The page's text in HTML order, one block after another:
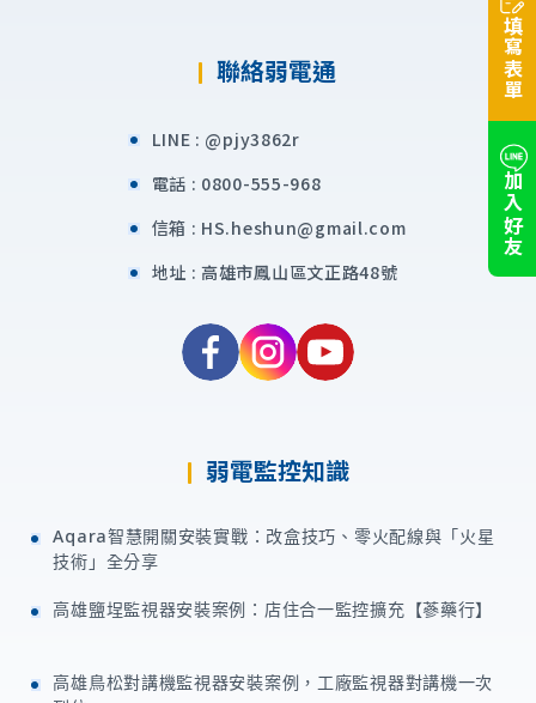
填寫表單
加入好友
聯絡弱電通
LINE : @pjy3862r
電話 : 0800-555-968
信箱 : HS.heshun@gmail.com
地址 :高雄市鳳山區文正路48號
弱電監控知識
Aqara智慧開關安裝實戰：改盒技巧、零火配線與「火星
技術」全分享
高雄鹽埕監視器安裝案例：店住合一監控擴充【蔘藥行】
高雄鳥松對講機監視器安裝案例，工廠監視器對講機一次